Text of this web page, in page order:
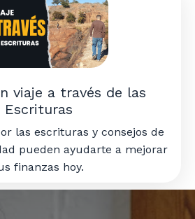
viaje a través de las
Escrituras
las escrituras y consejos de
pueden ayudarte a mejorar
finanzas hoy.